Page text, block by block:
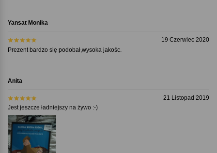
Yansat Monika
19 Czerwiec 2020
Prezent bardzo się podobał,wysoka jakośc.
Anita
21 Listopad 2019
Jest jeszcze ładniejszy na żywo :-)